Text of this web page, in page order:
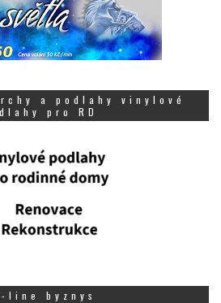
a podlahy vinylové
pro RD
line byznys